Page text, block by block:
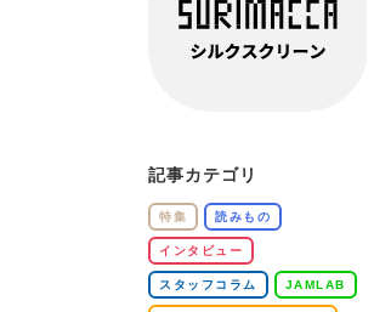
記事カテゴリ
特集 読みもの
インタビュー
スタッフコラム JAMLAB